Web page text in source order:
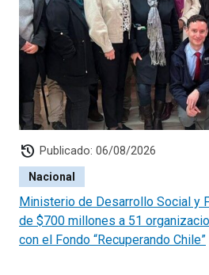
history Publicado: 06/08/2026
Nacional
Ministerio de Desarrollo Social y
de $700 millones a 51
con el Fondo “Recuperando Chile”